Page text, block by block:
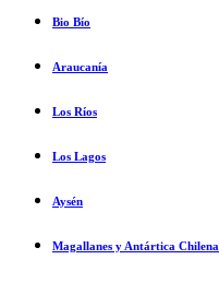
Bio Bío
Araucanía
Los Ríos
Los Lagos
Aysén
Magallanes y Antártica Chilena